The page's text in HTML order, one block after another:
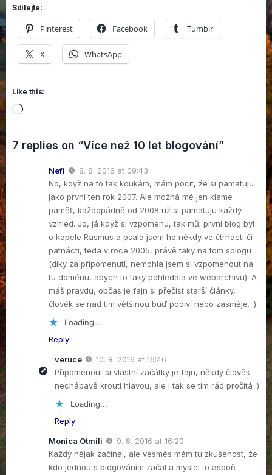
Sdílejte:
Pinterest Facebook Tumblr
X WhatsApp
Like this:
Loading…
7 replies on “Více než 10 let blogování”
Nefi
8. 8. 2016 at 09:43
No, když na to tak koukám, mám pocit, že si pamatuju
jako první ten rok 2007. Ale možná mě jen klame
paměť, každopádně od 2008 už si pamatuju každý
vzhled. Jo, já když si vzpomenu, tak můj první blog byl
o kapele Rasmus a psala jsem ho někdy ve čtrnácti či
patnácti, teda v roce 2005, právě taky na tom sblogu
(díky za připomenutí, nemohla jsem si vzpomenout na
tu doménu, abych to taky pohledala ve webarchivu). A
máš pravdu, občas je fajn si přečíst starší články,
člověk se nad tím většinou buď podiví nebo zasměje. :)
Loading...
Reply
veruce
10. 8. 2016 at 16:46
Připomenout si vlastní začátky je fajn, někdy člověk
nechápavě kroutí hlavou, ale i tak se tím rád pročítá :)
Loading...
Reply
Monica Otmili
9. 8. 2016 at 16:20
Každý nějak začínal, ale vesměs mám tu zkušenost, že
kdo jednou s blogováním začal a myslel to aspoň